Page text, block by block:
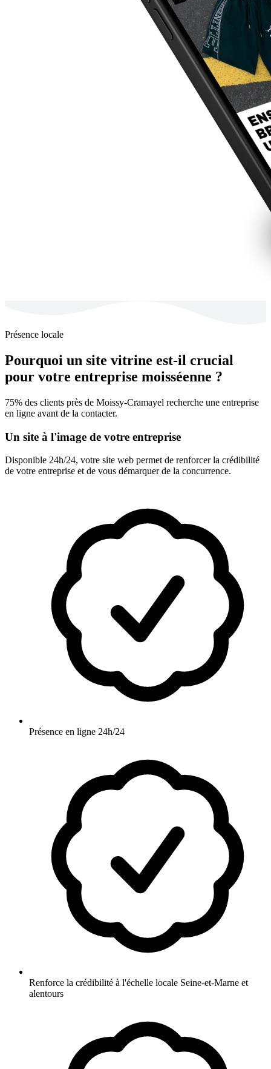
Présence locale
Pourquoi un site vitrine est-il crucial
pour votre entreprise moisséenne ?
75% des clients près de Moissy-Cramayel recherche une entreprise
en ligne avant de la contacter.
Un site à l'image de votre entreprise
Disponible 24h/24, votre site web permet de renforcer la crédibilité
de votre entreprise et de vous démarquer de la concurrence.
Présence en ligne 24h/24
Renforce la crédibilité à l'échelle locale Seine-et-Marne et
alentours